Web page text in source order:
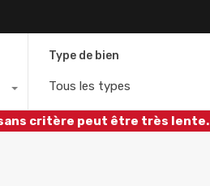
Type de bien
Tous les types
critère peut être très lente.